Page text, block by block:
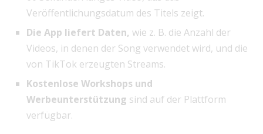
Veröffentlichungsdatum des Titels zeigt.
Die App liefert Daten, wie z. B. die Anzahl der
Videos, in denen der Song verwendet wird, und die
von TikTok erzeugten Streams.
Kostenlose Workshops und
Werbeunterstützung sind auf der Plattform
verfügbar.